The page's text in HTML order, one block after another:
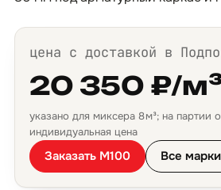
цена с доставкой в
20 350 ₽/
указано для миксера 8 м³; на партии
индивидуальная цена
Заказать М100 Все